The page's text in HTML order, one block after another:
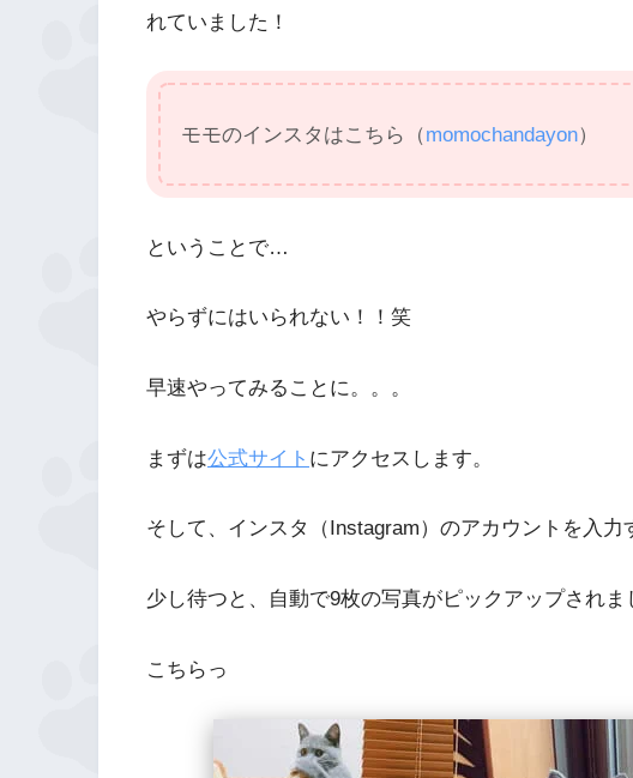
れていました！
モモのインスタはこちら（momochandayon）
ということで…
やらずにはいられない！！笑
早速やってみることに。。。
まずは公式サイト にアクセスします。
そして、インスタ（Instagram）のアカウントを入力
少し待つと、自動で9枚の写真がピックアップされま
こちらっ